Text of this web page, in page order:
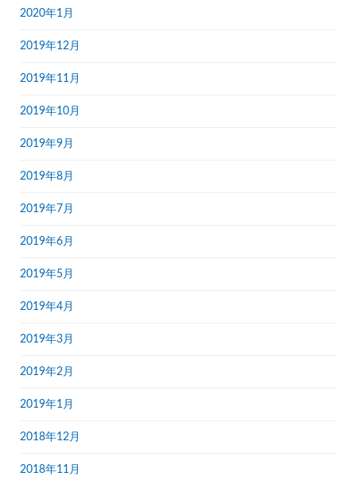
2020年1月
2019年12月
2019年11月
2019年10月
2019年9月
2019年8月
2019年7月
2019年6月
2019年5月
2019年4月
2019年3月
2019年2月
2019年1月
2018年12月
2018年11月